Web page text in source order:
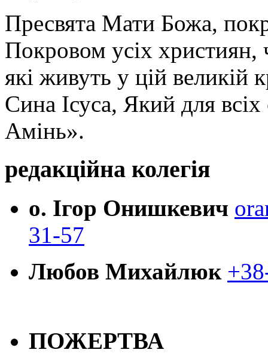
Пресвята Мати Божа,
Покровом усіх християн,
які живуть у цій великій
Сина Ісуса, Який для
Амінь».
редакційна колегія
о. Ігор Онишкевич
31-57
Любов Михайлюк
ПОЖЕРТВА